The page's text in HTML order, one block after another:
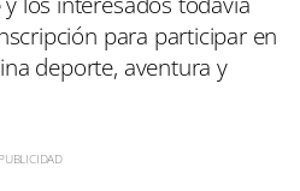
para participar en
deporte, aventura y